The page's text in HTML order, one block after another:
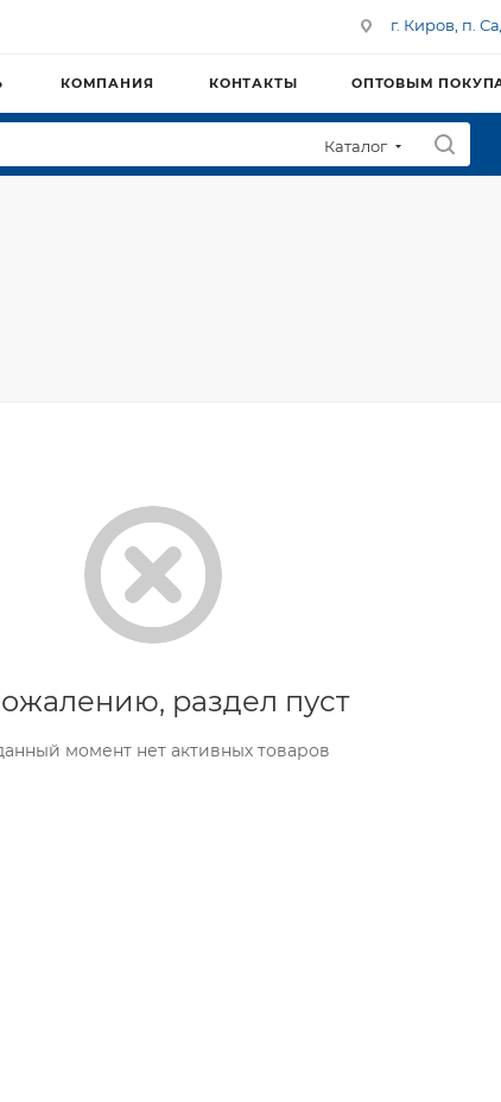
г. Киров, п.
КОМПАНИЯ КОНТАКТЫ ОПТОВЫМ
Каталог
раздел пуст
момент нет активных товаров